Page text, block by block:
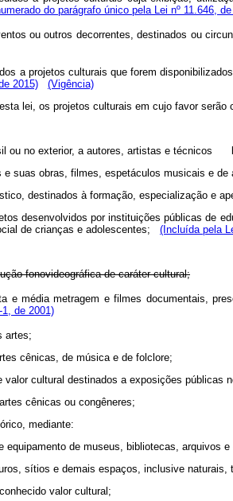
do parágrafo único pela Lei nº 11.646,
ou outros decorrentes, destinados ou
a projetos culturais que forem
2015)
(Vigência)
lei, os projetos culturais em cujo favor
ou no exterior, a autores, artistas e técnicos
suas obras, filmes, espetáculos musicais e
destinados à formação, especialização e
desenvolvidos por instituições públicas de
de crianças e adolescentes; (Incluída pela
fonovideográfica de caráter cultural;
média metragem e filmes documentais,
de 2001)
artes;
cênicas, de música e de folclore;
cultural destinados a exposições públicas
cênicas ou congêneres;
mediante:
de museus, bibliotecas, arquivos
sítios e demais espaços, inclusive naturais,
valor cultural;